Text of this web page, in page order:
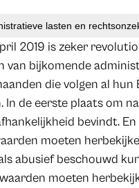
lasten en
2019 is zeker
van bijkomende
die volgen al
In de eerste plaats om
bevindt.
moeten
abusief beschouwd
moeten